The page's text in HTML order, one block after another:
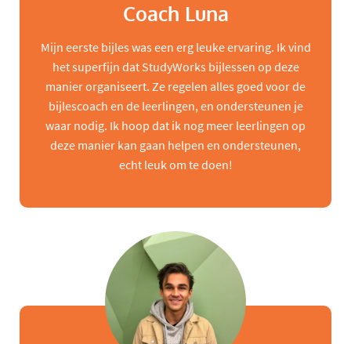
Coach Luna
Mijn eerste bijles was een erg leuke ervaring. Ik vind
het superfijn dat StudyWorks bijlessen op deze
manier organiseert. Ze regelen alles goed voor de
bijlescoach en de leerlingen, en ondersteunen je
waar nodig. Ik hoop dat ik nog meer leerlingen op
deze manier kan gaan helpen en ondersteunen,
echt leuk om te doen!